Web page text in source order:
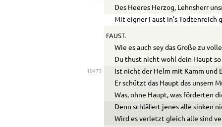
Des Heeres Herzog, Lehnsherr
Mit eigner Faust in’s Todtenreich
FAUST.
Wie es auch sey das Große zu
Du thust nicht wohl dein Haupt
10475
Ist nicht der Helm mit Kamm und
Er schützt das Haupt das unsern
Was, ohne Haupt, was förderten
Denn schläfert jenes alle sinken
Wird es verletzt gleich alle sind